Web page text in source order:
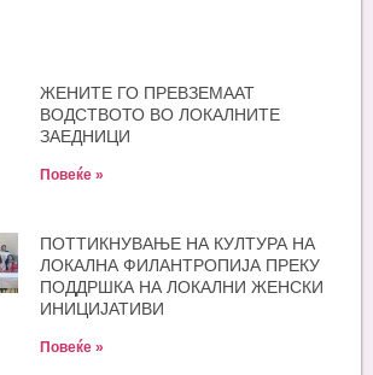
ЖЕНИТЕ ГО ПРЕВЗЕМААТ
ВОДСТВОТО ВО ЛОКАЛНИТЕ
ЗАЕДНИЦИ
Повеќе »
ПОТТИКНУВАЊЕ НА КУЛТУРА НА
ЛОКАЛНА ФИЛАНТРОПИЈА ПРЕКУ
ПОДДРШКА НА ЛОКАЛНИ ЖЕНСКИ
ИНИЦИЈАТИВИ
Повеќе »